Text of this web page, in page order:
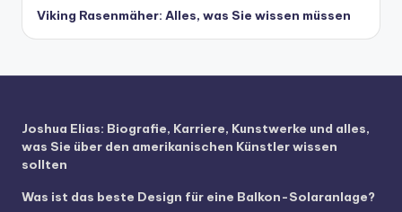
Viking Rasenmäher: Alles, was Sie wissen müssen
Joshua Elias: Biografie, Karriere, Kunstwerke und alles,
was Sie über den amerikanischen Künstler wissen
sollten
Was ist das beste Design für eine Balkon-Solaranlage?